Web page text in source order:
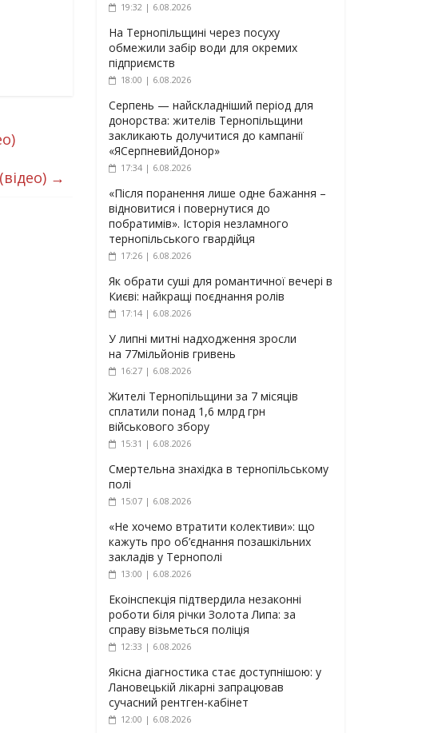
→
19:32 | 6.08.2026
На Тернопільщині через посуху
обмежили забір води для окремих
підприємств
18:00 | 6.08.2026
Серпень — найскладніший період для
донорства: жителів Тернопільщини
закликають долучитися до кампанії
«ЯСерпневийДонор»
17:34 | 6.08.2026
«Після поранення лише одне бажання –
відновитися і повернутися до
побратимів». Історія незламного
тернопільського гвардійця
17:26 | 6.08.2026
Як обрати суші для романтичної вечері в
Києві: найкращі поєднання ролів
17:14 | 6.08.2026
У липні митні надходження зросли
на 77мільйонів гривень
16:27 | 6.08.2026
Жителі Тернопільщини за 7 місяців
сплатили понад 1,6 млрд грн
військового збору
15:31 | 6.08.2026
Смертельна знахідка в тернопільському
полі
15:07 | 6.08.2026
«Не хочемо втратити колективи»: що
кажуть про об’єднання позашкільних
закладів у Тернополі
13:00 | 6.08.2026
Екоінспекція підтвердила незаконні
роботи біля річки Золота Липа: за
справу візьметься поліція
12:33 | 6.08.2026
Якісна діагностика стає доступнішою: у
Лановецькій лікарні запрацював
сучасний рентген-кабінет
12:00 | 6.08.2026